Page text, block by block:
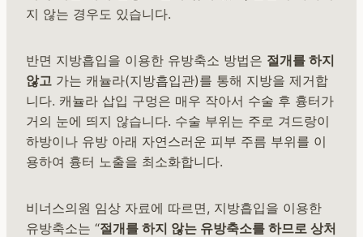
지 않는 경우도 있습니다.
반면 지방흡입을 이용한 유방축소 방법은 절개를 하지
않고 가는 캐뉼라(지방흡입관)를 통해 지방을 제거합
니다. 캐뉼라 삽입 구멍은 매우 작아서 수술 후 흉터가
거의 눈에 띄지 않습니다. 수술 부위는 주로 겨드랑이
하방이나 유방 아래 자연스러운 피부 주름 부위를 이
용하여 흉터 노출을 최소화합니다.
비너스의원 임상 자료에 따르면, 지방흡입을 이용한
유방축소는 “절개를 하지 않는 유방축소를 하므로 상처